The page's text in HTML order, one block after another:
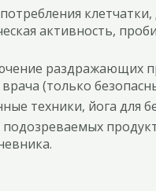
активность,
раздражающих
(только
техники, йога для